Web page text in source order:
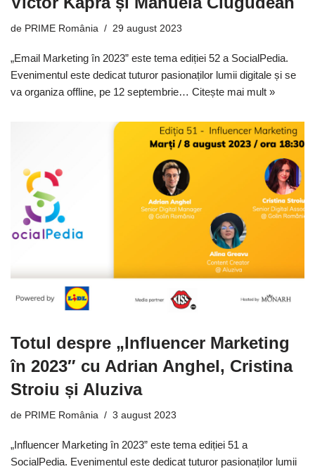
de PRIME România 29 august 2023
„Email Marketing în 2023” este tema ediției 52 a SocialPedia.
Evenimentul este dedicat tuturor pasionaților lumii digitale și se
va organiza offline, pe 12 septembrie… Citește mai mult »
Totul despre „Influencer Marketing
în 2023″ cu Adrian Anghel, Cristina
Stroiu și Aluziva
de PRIME România 3 august 2023
„Influencer Marketing în 2023” este tema ediției 51 a
SocialPedia. Evenimentul este dedicat tuturor pasionaților lumii